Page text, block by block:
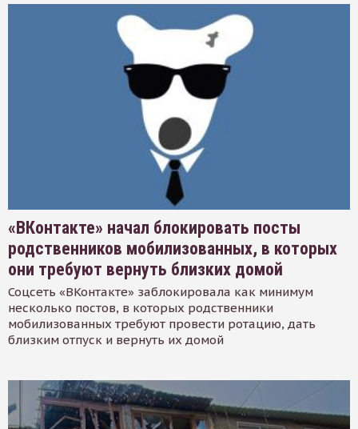
«ВКонтакте» начал блокировать посты
родственников мобилизованных, в которых
они требуют вернуть близких домой
Соцсеть «ВКонтакте» заблокировала как минимум
несколько постов, в которых родственники
мобилизованных требуют провести ротацию, дать
близким отпуск и вернуть их домой